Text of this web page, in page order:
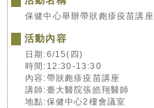
保健中心舉辦帶狀皰疹疫苗講座
活動內容
日期:6/15(四)
時間:12:30-13:30
內容:帶狀皰疹疫苗講座
講師:臺大醫院張皓翔醫師
地點:保健中心2樓會議室